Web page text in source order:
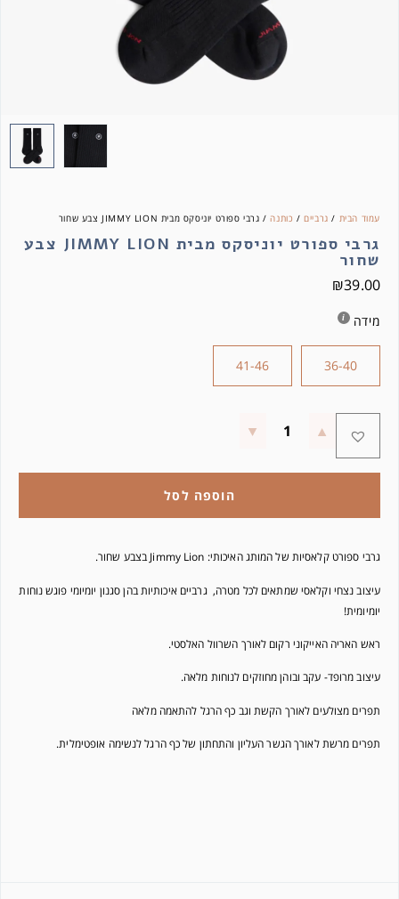
עמוד הבית / גרביים/ כותנה/ גרבי ספורט יוניסקס מבית JIMMY LION צבע שחור
גרבי ספורט יוניסקס מבית JIMMY LION צבע
שחור
₪39.00
מידה
36-40
41-46
הוספה לסל
גרבי ספורט קלאסיות של המותג האיכותי: Jimmy Lion בצבע שחור.
עיצוב נצחי וקלאסי שמתאים לכל מטרה, גרביים איכותיות בהן סגנון יומיומי פוגש נוחות
יומיומית!
ראש האריה האייקוני רקום לאורך השרוול האלסטי.
עיצוב מרופד- עקב ובוהן מחוזקים לנוחות מלאה.
תפרים מצולעים לאורך הקשת וגב כף הרגל להתאמה מלאה
תפרים מרשת לאורך הגשר העליון והתחתון של כף הרגל לנשימה אופטימלית.